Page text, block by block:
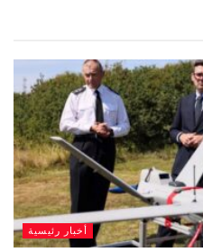
أخبار رئيسية